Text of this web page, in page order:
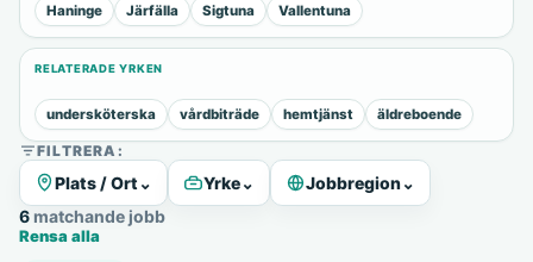
Haninge
Järfälla Sigtuna Vallentuna
RELATERADE YRKEN
undersköterska vårdbiträde hemtjänst äldreboende
FILTRERA:
Plats / Ort ⌄ Yrke⌄ Jobbregion⌄
6 matchande jobb
Rensa alla